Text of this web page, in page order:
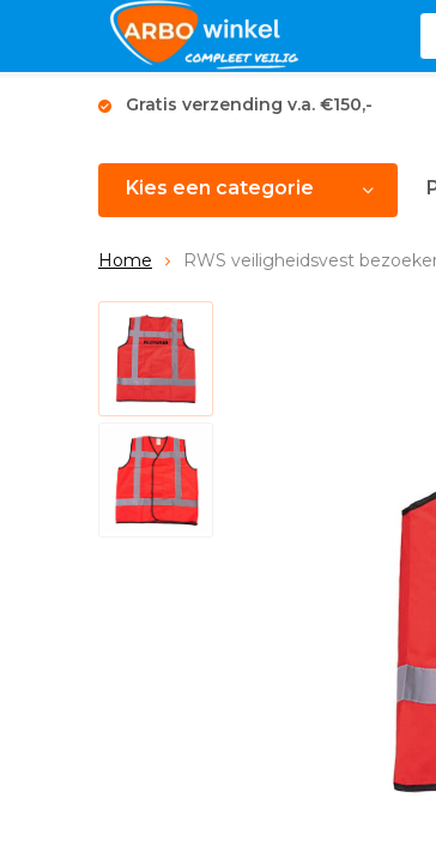
Gratis verzending v.a. €150,-
Kies een categorie
Home RWS veiligheidsvest